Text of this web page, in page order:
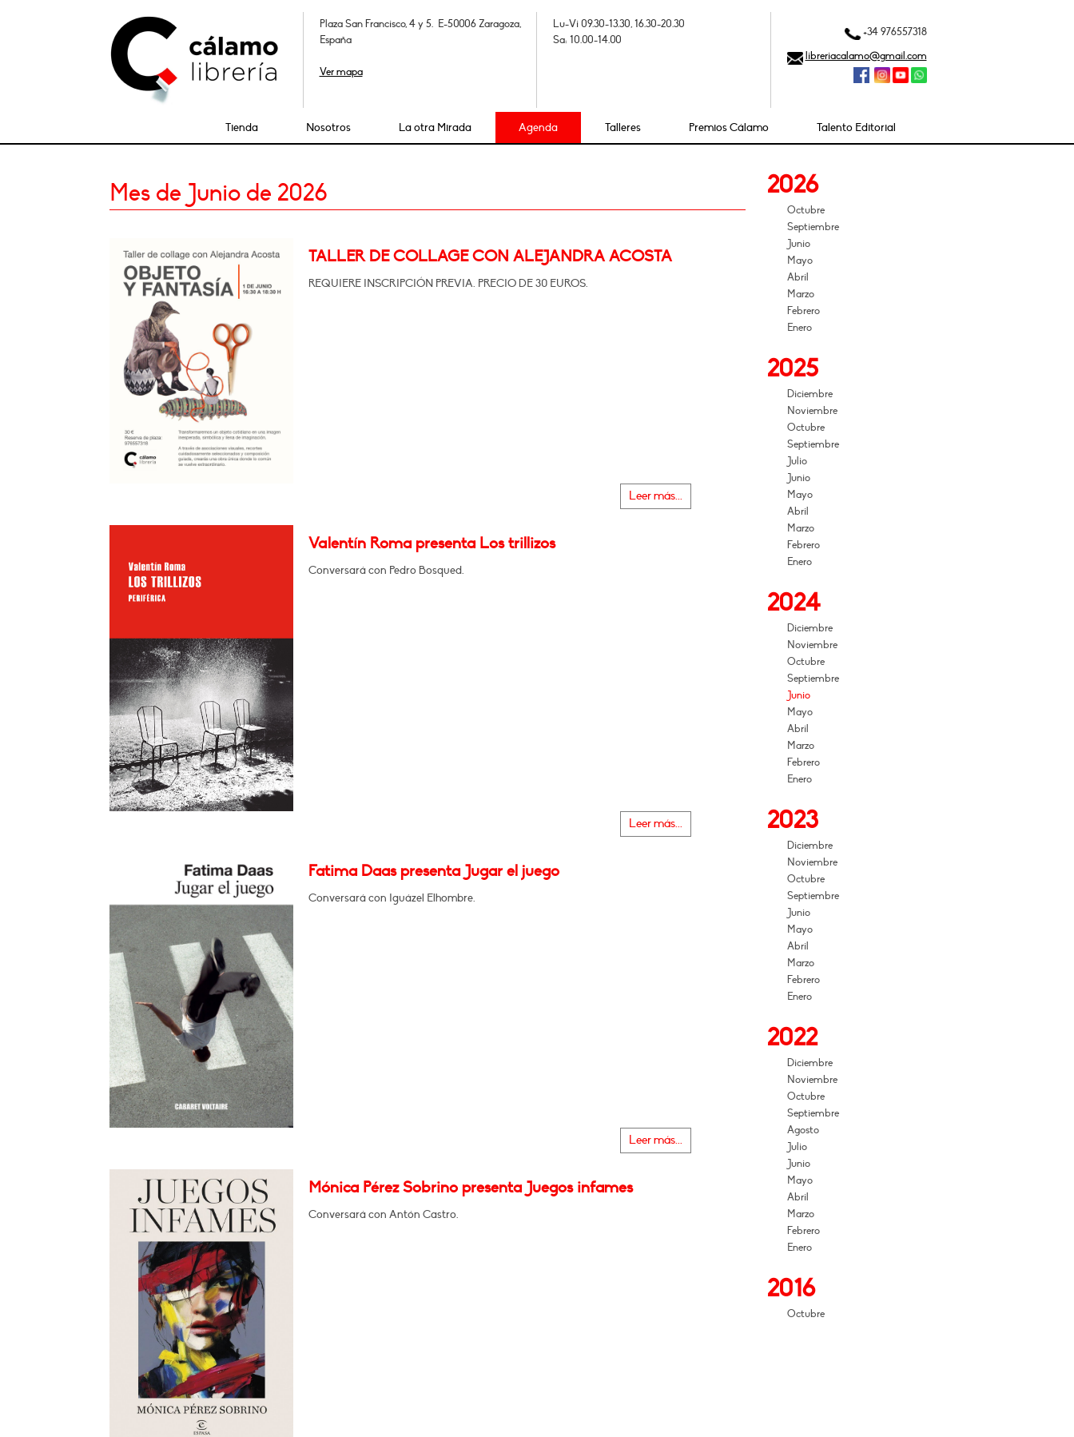
Plaza San Francisco, 4 y 5. E-50006 Zaragoza,
España
Ver mapa
Lu-Vi 09.30-13.30, 16.30-20.30
Sa: 10.00-14.00
+34 976557318
libreriacalamo@gmail.com
Tienda Nosotros La otra Mirada Agenda Talleres Premios Cálamo Talento Editorial
Mes de Junio de 2026
TALLER DE COLLAGE CON ALEJANDRA ACOSTA
REQUIERE INSCRIPCIÓN PREVIA. PRECIO DE 30 EUROS.
Leer más...
Valentín Roma presenta Los trillizos
Conversará con Pedro Bosqued.
Leer más...
Fatima Daas presenta Jugar el juego
Conversará con Iguázel Elhombre.
Leer más...
Mónica Pérez Sobrino presenta Juegos infames
Conversará con Antón Castro.
2026
Octubre
Septiembre
Junio
Mayo
Abril
Marzo
Febrero
Enero
2025
Diciembre
Noviembre
Octubre
Septiembre
Julio
Junio
Mayo
Abril
Marzo
Febrero
Enero
2024
Diciembre
Noviembre
Octubre
Septiembre
Junio
Mayo
Abril
Marzo
Febrero
Enero
2023
Diciembre
Noviembre
Octubre
Septiembre
Junio
Mayo
Abril
Marzo
Febrero
Enero
2022
Diciembre
Noviembre
Octubre
Septiembre
Agosto
Julio
Junio
Mayo
Abril
Marzo
Febrero
Enero
2016
Octubre